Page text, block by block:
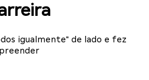
igualmente" de lado e fez